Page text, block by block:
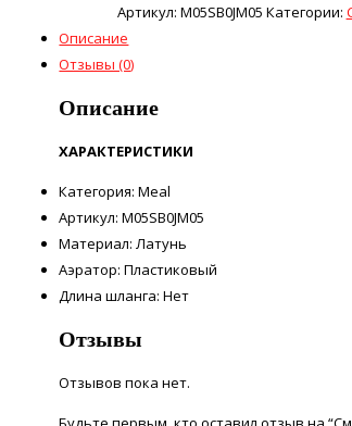
Артикул: M05SB0JM05 Категории:
Описание
Отзывы (0)
Описание
ХАРАКТЕРИСТИКИ
Категория: Meal
Артикул: M05SB0JM05
Материал: Латунь
Аэратор: Пластиковый
Длина шланга: Нет
Отзывы
Отзывов пока нет.